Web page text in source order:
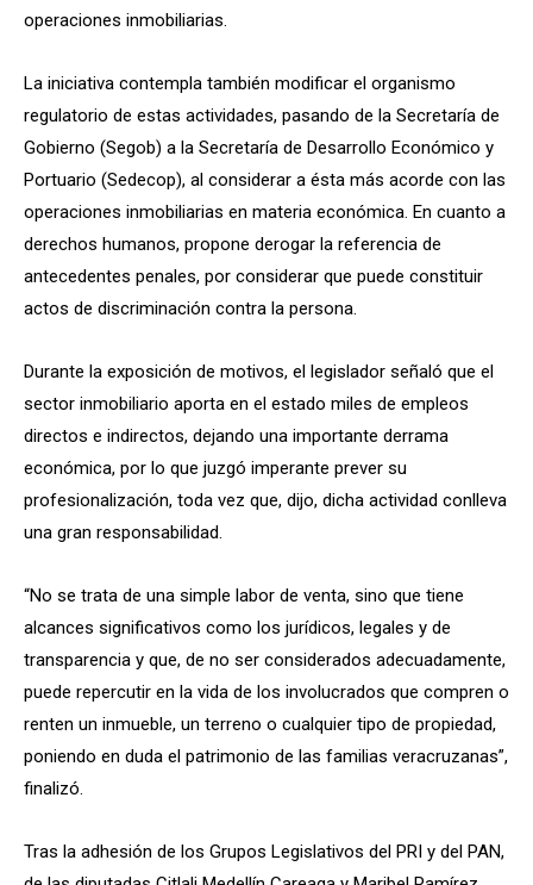
operaciones inmobiliarias.
La iniciativa contempla también modificar el organismo
regulatorio de estas actividades, pasando de la Secretaría de
Gobierno (Segob) a la Secretaría de Desarrollo Económico y
Portuario (Sedecop), al considerar a ésta más acorde con las
operaciones inmobiliarias en materia económica. En cuanto a
derechos humanos, propone derogar la referencia de
antecedentes penales, por considerar que puede constituir
actos de discriminación contra la persona.
Durante la exposición de motivos, el legislador señaló que el
sector inmobiliario aporta en el estado miles de empleos
directos e indirectos, dejando una importante derrama
económica, por lo que juzgó imperante prever su
profesionalización, toda vez que, dijo, dicha actividad conlleva
una gran responsabilidad.
“No se trata de una simple labor de venta, sino que tiene
alcances significativos como los jurídicos, legales y de
transparencia y que, de no ser considerados adecuadamente,
puede repercutir en la vida de los involucrados que compren o
renten un inmueble, un terreno o cualquier tipo de propiedad,
poniendo en duda el patrimonio de las familias veracruzanas”,
finalizó.
Tras la adhesión de los Grupos Legislativos del PRI y del PAN,